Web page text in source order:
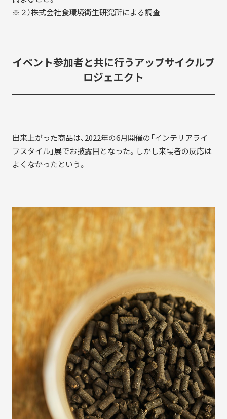
※２）株式会社食環境衛生研究所による調査
イベント参加者と共に行うアップサイクルプ
ロジェエクト
出来上がった商品は、2022年の6月開催の「インテリアライ
フスタイル」展でお披露目となった。しかし来場者の反応は
よくなかったという。